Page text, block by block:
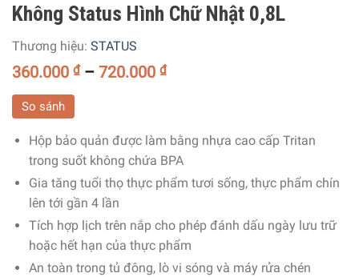
Không Status Hình Chữ Nhật 0,8L
Thương hiệu: STATUS
360.000 ₫– 720.000 ₫
So sánh
Hộp bảo quản được làm bằng nhựa cao cấp Tritan
trong suốt không chứa BPA
Gia tăng tuổi thọ thực phẩm tươi sống, thực phẩm chín
lên tới gần 4 lần
Tích hợp lịch trên nắp cho phép đánh dấu ngày lưu trữ
hoặc hết hạn của thực phẩm
An toàn trong tủ đông, lò vi sóng và máy rửa chén